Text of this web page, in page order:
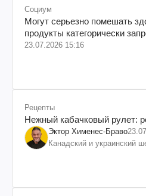
Социум
Могут серьезно помешать
продукты категорически
23.07.2026 15:16
Рецепты
Нежный кабачковый рулет:
Эктор Хименес-Браво
Канадский и украинский